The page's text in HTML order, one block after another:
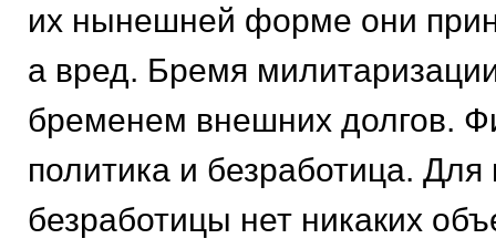
их нынешней форме они
а вред. Бремя
бременем внешних долгов.
политика и безработица.
безработицы нет никаких